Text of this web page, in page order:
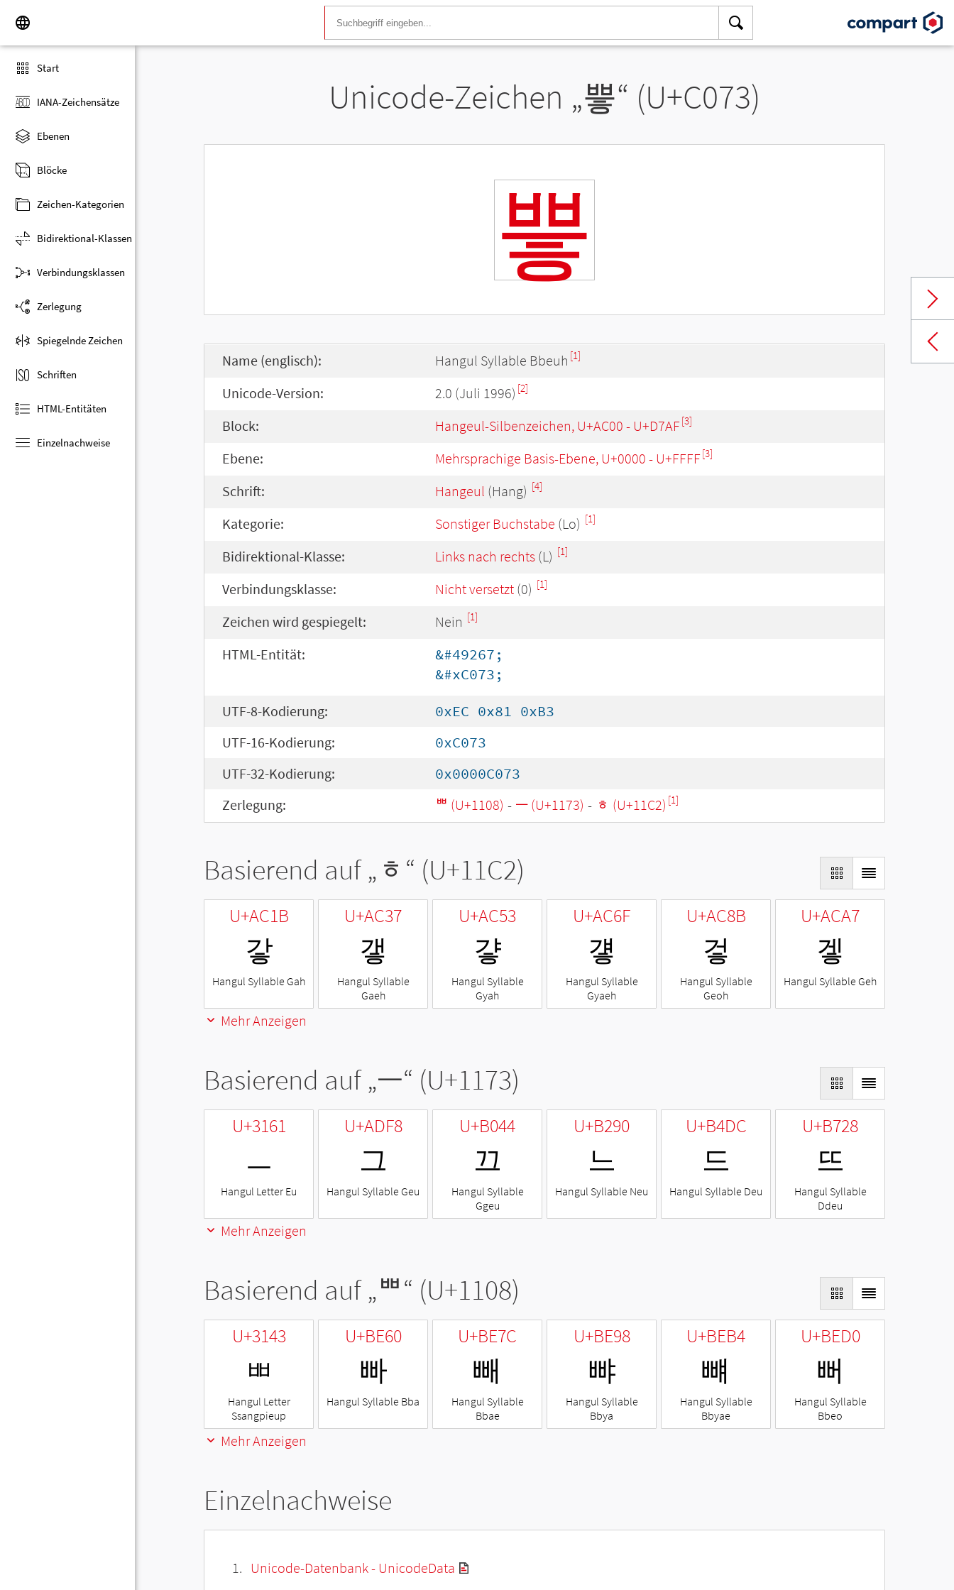
Start
IANA-Zeichensätze
Ebenen
Blöcke
Zeichen-Kategorien
Bidirektional-Klassen
Verbindungsklassen
Zerlegung
Spiegelnde Zeichen
Schriften
HTML-Entitäten
Einzelnachweise
Unicode-Zeichen „쁳“ (U+C073)
쁳
Name (englisch): Hangul Syllable Bbeuh [1]
Unicode-Version: 2.0 (Juli 1996) [2]
Block: Hangeul-Silbenzeichen, U+AC00 - U+D7AF[3]
Ebene: Mehrsprachige Basis-Ebene, U+0000 - U+FFFF[3]
Schrift: Hangeul (Hang) [4]
Kategorie: Sonstiger Buchstabe (Lo) [1]
Bidirektional-Klasse: Links nach rechts (L) [1]
Verbindungsklasse: Nicht versetzt (0) [1]
Zeichen wird gespiegelt: Nein [1]
HTML-Entität:
&#49267;
&#xC073;
UTF-8-Kodierung:
0xEC 0x81 0xB3
UTF-16-Kodierung:
0xC073
UTF-32-Kodierung:
0x0000C073
Zerlegung:
ᄈ (U+1108) - ᅳ (U+1173) - ᇂ (U+11C2) [1]
Basierend auf „ ᇂ “ (U+11C2)
U+AC1B
갛
Hangul Syllable Gah
U+AC37
갷
Hangul Syllable
Gaeh
U+AC53
걓
Hangul Syllable
Gyah
U+AC6F
걯
Hangul Syllable
Gyaeh
U+AC8B
겋
Hangul Syllable
Geoh
U+ACA7
겧
Hangul Syllable Geh
Mehr Anzeigen
Basierend auf „ᅳ“ (U+1173)
U+3161
ㅡ
Hangul Letter Eu
U+ADF8
그
Hangul Syllable Geu
U+B044
끄
Hangul Syllable
Ggeu
U+B290
느
Hangul Syllable Neu
U+B4DC
드
Hangul Syllable Deu
U+B728
뜨
Hangul Syllable
Ddeu
Mehr Anzeigen
Basierend auf „ᄈ“ (U+1108)
U+3143
ㅃ
Hangul Letter
Ssangpieup
U+BE60
빠
Hangul Syllable Bba
U+BE7C
빼
Hangul Syllable
Bbae
U+BE98
뺘
Hangul Syllable
Bbya
U+BEB4
뺴
Hangul Syllable
Bbyae
U+BED0
뻐
Hangul Syllable
Bbeo
Mehr Anzeigen
Einzelnachweise
Unicode-Datenbank - UnicodeData